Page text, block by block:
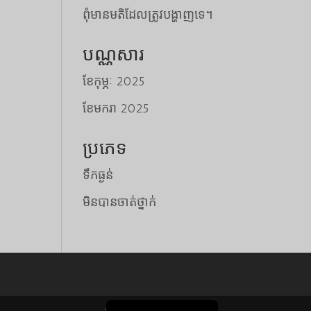
ពុំមានមតិដែលត្រូវបង្ហាញទេ។
បណ្ណសារ
ខែ​កុម្ភៈ 2025
ខែ​មករា 2025
ប្រភេទ
ទឹកធ្ងន់
មិនបានចាត់ថ្នាក់
Қазақ тілі
简体中文
Русский